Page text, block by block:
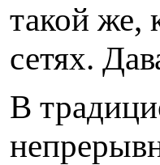
такой же,
сетях.
В